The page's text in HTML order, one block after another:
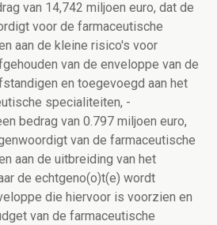
van 14,742 miljoen euro, dat de
voor de farmaceutische
aan de kleine risico's voor
van de enveloppe van de
en toegevoegd aan het
specialiteiten, -
bedrag van 0.797 miljoen euro,
van de farmaceutische
aan de uitbreiding van het
de echtgeno(o)t(e) wordt
die hiervoor is voorzien en
van de farmaceutische